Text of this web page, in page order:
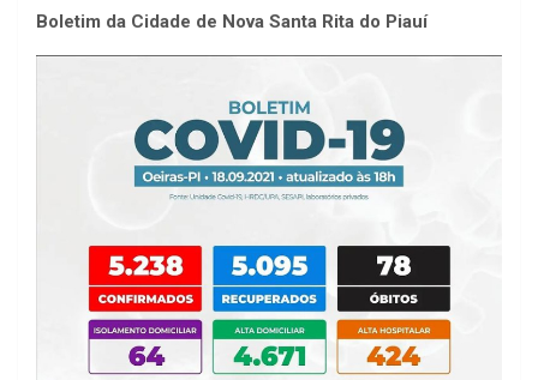
Boletim da Cidade de Nova Santa Rita do Piauí